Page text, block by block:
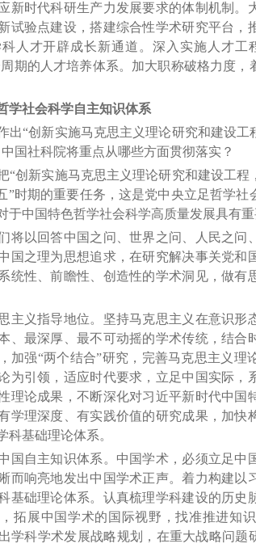
新时代科研生产力发展要求的体制机制。
试验点建设，搭建综合性学术研究平台，
人才开辟成长新通道。深入实施人才工
期的人才培养体系。加大职称破格力度
学社会科学自主知识体系
“创新实施马克思主义理论研究和建设工
国社科院将重点从哪些方面贯彻落实？
新实施马克思主义理论研究和建设工程
”时期的重要任务，这是党中央立足哲学
于中国特色哲学社会科学高质量发展具有重
以回答中国之问、世界之问、人民之问
国之理为思想追求，在研究解决事关党和
统性、前瞻性、创造性的学术洞见，做有
义指导地位。坚持马克思主义在意识形
、最深厚、最不可动摇的学术传统，结合
加强“两个结合”研究，完善马克思主义理
为引领，适应时代要求，立足中国实际，
理论成果，不断深化对习近平新时代中国
学理深度、有实践价值的研究成果，加快
科基础理论体系。
自主知识体系。中国学术，必须立足中
而响亮地发出中国学术正声。着力构建以
基础理论体系。认真梳理学科建设的历史
拓展中国学术的国际视野，找准推进知
学科学术发展战略规划，在重大战略问题